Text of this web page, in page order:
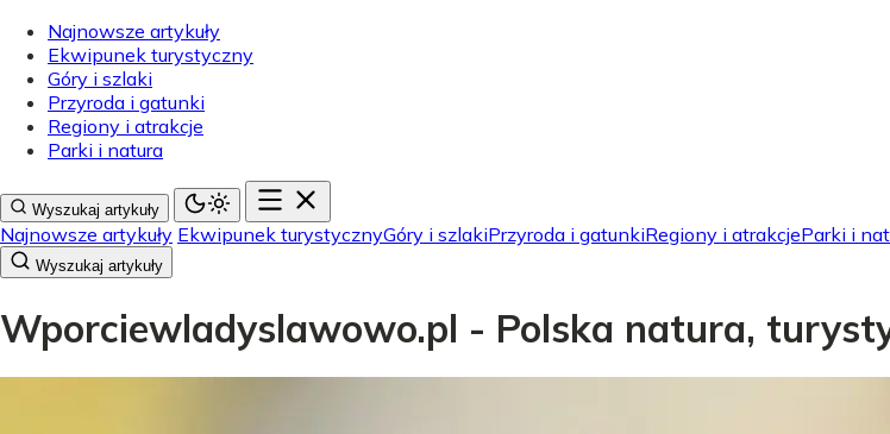
Najnowsze artykuły
Ekwipunek turystyczny
Góry i szlaki
Przyroda i gatunki
Regiony i atrakcje
Parki i natura
Wyszukaj artykuły
Najnowsze artykuły Ekwipunek turystycznyGóry i szlakiPrzyroda i gatunkiRegiony i atrakcjeParki i
Wyszukaj artykuły
Wporciewladyslawowo.pl - Polska natura,